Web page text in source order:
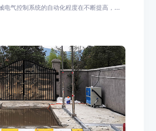
电气控制系统的自动化程度在不断提高，...